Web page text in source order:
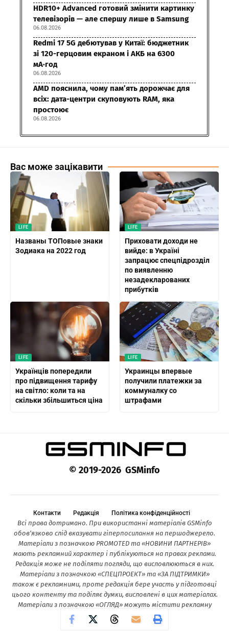
HDR10+ Advanced готовий змінити картинку
телевізорів — але спершу лише в Samsung
06.08.2026
Redmi 17 5G дебютував у Китаї: бюджетник
зі 120-герцовим екраном і АКБ на 6300
мА·год
06.08.2026
AMD пояснила, чому пам’ять дорожчає для
всіх: дата-центри скуповують RAM, яка
простоює
06.08.2026
Вас може зацікавити
LIFE
Названы ТОПовые знаки
Зодиака на 2022 год
LIFE
Приховати доходи не
вийде: в Україні
запрацює спецпідрозділ
по виявленню
незадекларованих
прибутків
LIFE
Українців попередили
про підвищення тарифу
на світло: коли та на
скільки збільшиться ціна
LIFE
Украинцы впервые
получили платежки за
коммуналку со
штрафами
© 2019-2026 GSMinfo
Контакти Редакція Політика конфіденційності
Всі права дотримано. При використанні матеріалів GSMinfo
обов’язково слід вказувати гіперпосилання на першоджерело.
Матеріали з позначкою PROMOTED та «НОВИНИ ПАРТНЕРІВ»
мають рекламний характер і публікуються на правах реклами.
Редакція може не поділяти погляди, що висловлюються в них.
Матеріали з позначкою «СПЕЦПРОЕКТ» та «ЗА ПІДТРИМКИ»
також є рекламними, проте редакція бере участь у підготовці
цього контенту та поділяє думки, висловлені в цих матеріалах.
Матеріали з позначкою «ОГЛЯД» можуть містити рекламну
інформацію.